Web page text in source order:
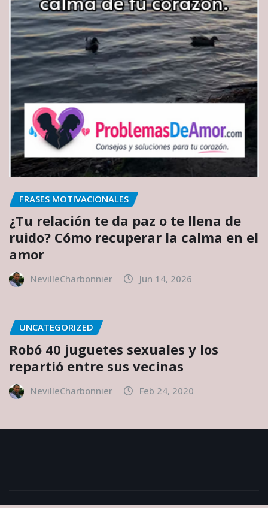
FRASES MOTIVACIONALES
¿Tu relación te da paz o te llena de
ruido? Cómo recuperar la calma en el
amor
NevilleCharbonnier Jun 14, 2026
UNCATEGORIZED
Robó 40 juguetes sexuales y los
repartió entre sus vecinas
NevilleCharbonnier Feb 24, 2020